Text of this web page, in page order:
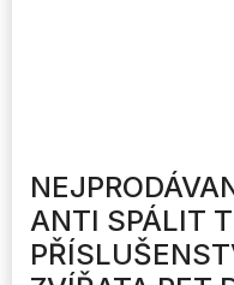
ANTI SPÁLIT